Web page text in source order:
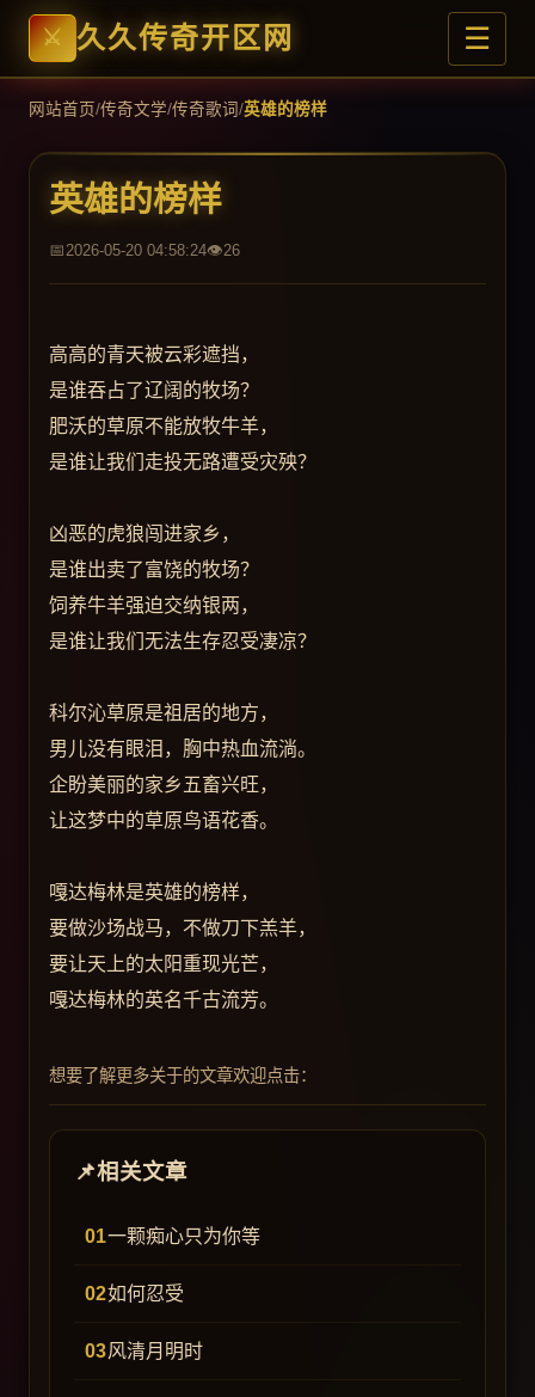
久久传奇开区网 ☰
网站首页/传奇文学/传奇歌词 /英雄的榜样
英雄的榜样
2026-05-20 04:58:24 26
高高的青天被云彩遮挡，
是谁吞占了辽阔的牧场？
肥沃的草原不能放牧牛羊，
是谁让我们走投无路遭受灾殃？
凶恶的虎狼闯进家乡，
是谁出卖了富饶的牧场？
饲养牛羊强迫交纳银两，
是谁让我们无法生存忍受凄凉？
科尔沁草原是祖居的地方，
男儿没有眼泪，胸中热血流淌。
企盼美丽的家乡五畜兴旺，
让这梦中的草原鸟语花香。
嘎达梅林是英雄的榜样，
要做沙场战马，不做刀下羔羊，
要让天上的太阳重现光芒，
嘎达梅林的英名千古流芳。
想要了解更多关于的文章欢迎点击：
相关文章
一颗痴心只为你等
如何忍受
风清月明时